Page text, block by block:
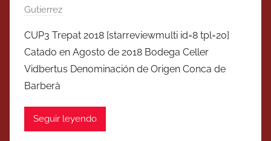
Gutierrez
CUP3 Trepat 2018 [starreviewmulti id=8 tpl=20]
Catado en Agosto de 2018 Bodega Celler
Vidbertus Denominación de Origen Conca de
Barberà
Seguir leyendo